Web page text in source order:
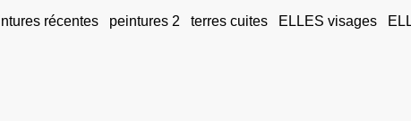
récentes peintures 2 terres cuites ELLES visages